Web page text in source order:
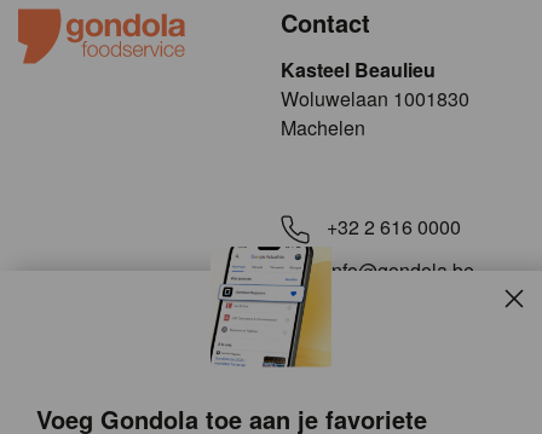
Voeg Gondola toe aan je favoriete
Contact
Kasteel Beaulieu
​​​Woluwelaan 1001830
Machelen
+32 2 616 0000
info@gondola.be
Volg ons op